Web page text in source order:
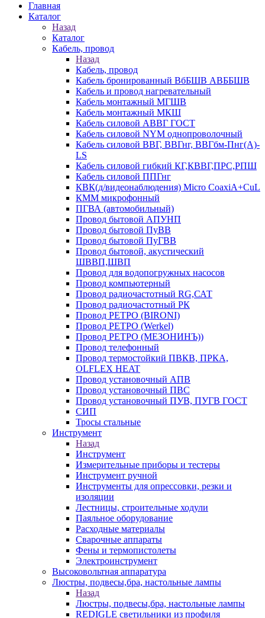
Главная
Каталог
Назад
Каталог
Кабель, провод
Назад
Кабель, провод
Кабель бронированный ВбБШВ АВББШВ
Кабель и провод нагревательный
Кабель монтажный МГШВ
Кабель монтажный МКШ
Кабель силовой АВВГ ГОСТ
Кабель силовой NYM однопроволочный
Кабель силовой ВВГ, ВВГнг, ВВГбм-Пнг(А)-
LS
Кабель силовой гибкий КГ,КВВГ,ПРС,РПШ
Кабель силовой ППГнг
КВК(д/видеонаблюдения) Micro CoaxiA+CuL
КММ микрофонный
ПГВА (автомобильный)
Провод бытовой АПУНП
Провод бытовой ПуВВ
Провод бытовой ПуГВВ
Провод бытовой, акустический
ШВВП,ШВП
Провод для водопогружных насосов
Провод компьютерный
Провод радиочастотный RG,САТ
Провод радиочастотный РК
Провод РЕТРО (BIRONI)
Провод РЕТРО (Werkel)
Провод РЕТРО (МЕЗОНИНЪ))
Провод телефонный
Провод термостойкий ПВКВ, ПРКА,
OLFLEX HEAT
Провод установочный АПВ
Провод установочный ПВС
Провод установочный ПУВ, ПУГВ ГОСТ
СИП
Тросы стальные
Инструмент
Назад
Инструмент
Измерительные приборы и тестеры
Инструмент ручной
Инструменты для опрессовки, резки и
изоляции
Лестницы, строительные ходули
Паяльное оборудование
Расходные материалы
Сварочные аппараты
Фены и термопистолеты
Электроинструмент
Высоковольтная аппаратура
Люстры, подвесы,бра, настольные лампы
Назад
Люстры, подвесы,бра, настольные лампы
REDIGLE светильники из профиля